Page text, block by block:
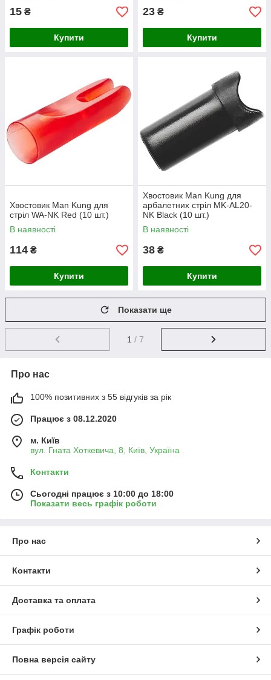
15 ₴
Купити
23 ₴
Купити
Хвостовик Man Kung для
стріл WA-NK Red (10 шт.)
В наявності
114 ₴
Купити
Хвостовик Man Kung для
арбалетних стріл MK-AL20-
NK Black (10 шт.)
В наявності
38 ₴
Купити
Показати ще
1 / 7
Про нас
100% позитивних з 55 відгуків за рік
Працює з 08.12.2020
м. Київ
вул. Гната Хоткевича, 8, Київ, Україна
Контакти
Сьогодні працює з 10:00 до 18:00
Показати весь графік роботи
Про нас
Контакти
Доставка та оплата
Графік роботи
Повна версія сайту